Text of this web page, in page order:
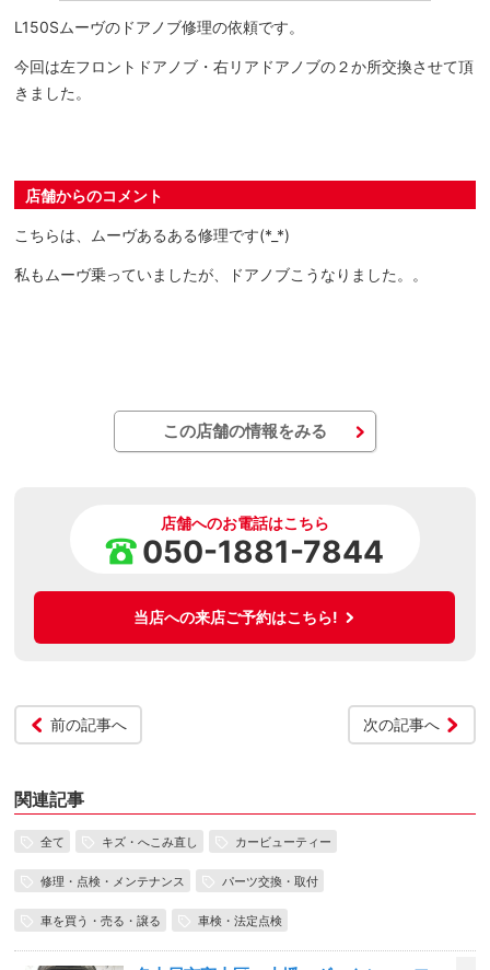
L150Sムーヴのドアノブ修理の依頼です。
今回は左フロントドアノブ・右リアドアノブの２か所交換させて頂
きました。
店舗からのコメント
こちらは、ムーヴあるある修理です(*_*)
私もムーヴ乗っていましたが、ドアノブこうなりました。。
この店舗の情報をみる
店舗へのお電話はこちら
050-1881-7844
当店への来店ご予約はこちら!
前の記事へ 次の記事へ
関連記事
全て キズ・へこみ直し カービューティー
修理・点検・メンテナンス パーツ交換・取付
車を買う・売る・譲る 車検・法定点検